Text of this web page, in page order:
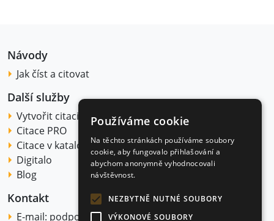
Návody
Jak číst a citovat
Další služby
Vytvořit citaci
Citace PRO
Citace v katalogu
Digitalo
Blog
Kontakt
E-mail: podpora@citace.com
Používáme cookie
Na těchto stránkách používáme soubory
cookie, aby fungovalo přihlašování a
abychom anonymně vyhodnocovali
návštěvnost.
NEZBYTNĚ NUTNÉ SOUBORY
VÝKONOVÉ SOUBORY